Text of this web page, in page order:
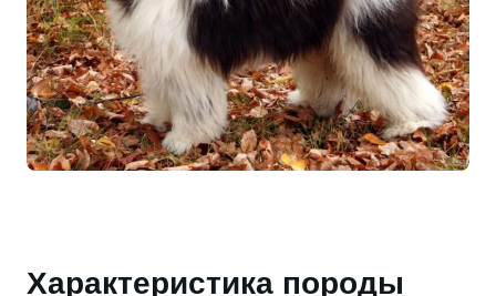
Характеристика породы